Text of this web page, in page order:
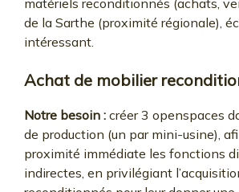
matériels reconditionnés (achats,
de la Sarthe (proximité régionale),
intéressant.
Achat de mobilier
Notre besoin : créer 3 openspaces
de production (un par mini-usine),
proximité immédiate les fonctions
indirectes, en privilégiant